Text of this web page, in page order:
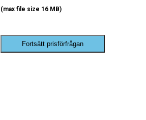
(max file size 16 MB)
Fortsätt prisförfrågan